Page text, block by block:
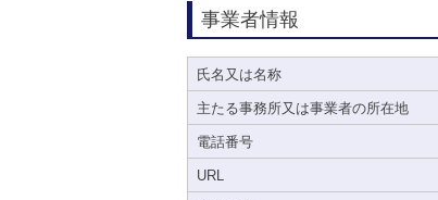
事業者情報
氏名又は名称
主たる事務所又は事業者の所在地
電話番号
URL